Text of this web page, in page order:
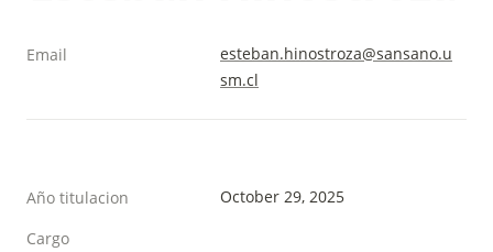
Email
esteban.hinostroza@sansano.u
sm.cl
Año titulacion
October 29, 2025
Cargo